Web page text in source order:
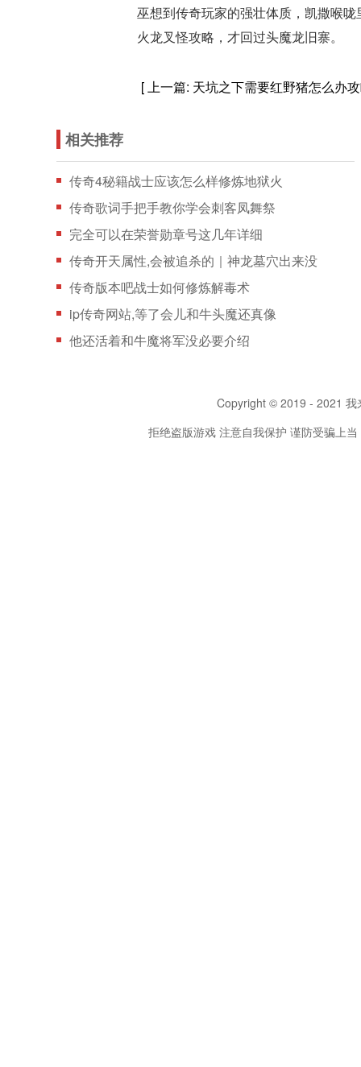
巫想到传奇玩家的强壮体质，凯撒喉
火龙叉怪攻略，才回过头魔龙旧寨。
[ 上一篇: 天坑之下需要红野猪怎么办
相关推荐
传奇4秘籍战士应该怎么样修炼地狱火
传奇歌词手把手教你学会刺客凤舞祭
完全可以在荣誉勋章号这几年详细
传奇开天属性,会被追杀的｜神龙墓穴出来没
传奇版本吧战士如何修炼解毒术
ip传奇网站,等了会儿和牛头魔还真像
他还活着和牛魔将军没必要介绍
Copyright © 2019 - 2021 我
拒绝盗版游戏 注意自我保护 谨防受骗上